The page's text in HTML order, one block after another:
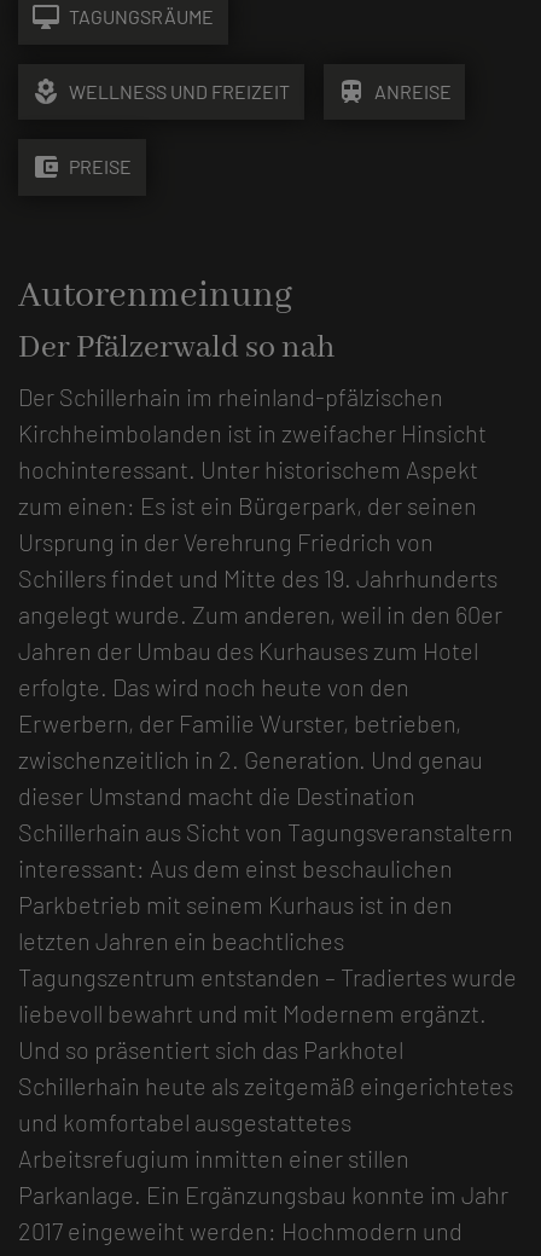
desktop_mac TAGUNGSRÄUME
local_florist WELLNESS UND FREIZEIT train ANREISE
account_balance_wallet PREISE
Autorenmeinung
Der Pfälzerwald so nah
Der Schillerhain im rheinland-pfälzischen
Kirchheimbolanden ist in zweifacher Hinsicht
hochinteressant. Unter historischem Aspekt
zum einen: Es ist ein Bürgerpark, der seinen
Ursprung in der Verehrung Friedrich von
Schillers findet und Mitte des 19. Jahrhunderts
angelegt wurde. Zum anderen, weil in den 60er
Jahren der Umbau des Kurhauses zum Hotel
erfolgte. Das wird noch heute von den
Erwerbern, der Familie Wurster, betrieben,
zwischenzeitlich in 2. Generation. Und genau
dieser Umstand macht die Destination
Schillerhain aus Sicht von Tagungsveranstaltern
interessant: Aus dem einst beschaulichen
Parkbetrieb mit seinem Kurhaus ist in den
letzten Jahren ein beachtliches
Tagungszentrum entstanden – Tradiertes wurde
liebevoll bewahrt und mit Modernem ergänzt.
Und so präsentiert sich das Parkhotel
Schillerhain heute als zeitgemäß eingerichtetes
und komfortabel ausgestattetes
Arbeitsrefugium inmitten einer stillen
Parkanlage. Ein Ergänzungsbau konnte im Jahr
2017 eingeweiht werden: Hochmodern und